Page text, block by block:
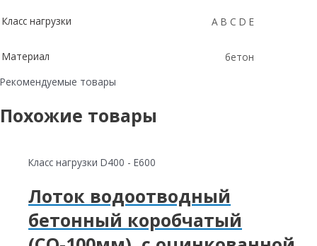
Класс нагрузки A B C D E
Материал
бетон
Рекомендуемые товары
Похожие товары
Класс нагрузки D400 - E600
Лоток водоотводный
бетонный коробчатый